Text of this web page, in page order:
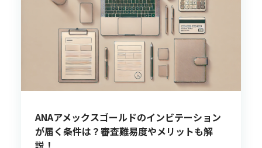
ANAアメックスゴールドのインビテーション
が届く条件は？審査難易度やメリットも解